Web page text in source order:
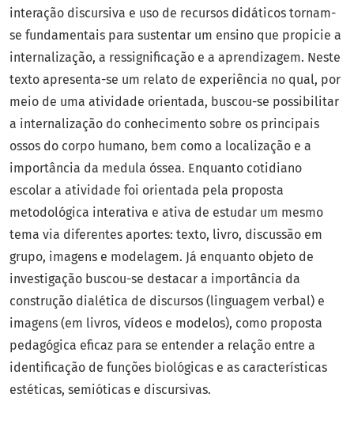
interação discursiva e uso de recursos didáticos tornam-
se fundamentais para sustentar um ensino que propicie a
internalização, a ressignificação e a aprendizagem. Neste
texto apresenta-se um relato de experiência no qual, por
meio de uma atividade orientada, buscou-se possibilitar
a internalização do conhecimento sobre os principais
ossos do corpo humano, bem como a localização e a
importância da medula óssea. Enquanto cotidiano
escolar a atividade foi orientada pela proposta
metodológica interativa e ativa de estudar um mesmo
tema via diferentes aportes: texto, livro, discussão em
grupo, imagens e modelagem. Já enquanto objeto de
investigação buscou-se destacar a importância da
construção dialética de discursos (linguagem verbal) e
imagens (em livros, vídeos e modelos), como proposta
pedagógica eficaz para se entender a relação entre a
identificação de funções biológicas e as características
estéticas, semióticas e discursivas.